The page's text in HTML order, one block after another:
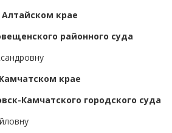
Алтайском крае
районного суда
крае
Камчатского городского суда